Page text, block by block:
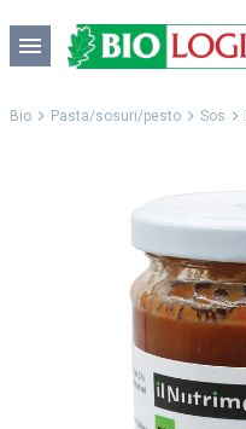
Bio Pasta/sosuri/pesto Sos